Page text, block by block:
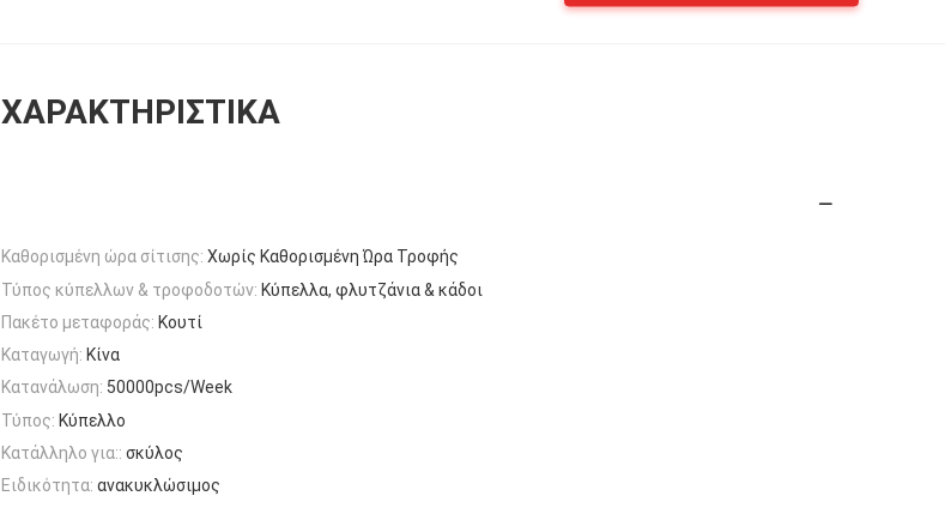
ΧΑΡΑΚΤΗΡΙΣΤΙΚΆ
Καθορισμένη ώρα σίτισης: Χωρίς Καθορισμένη Ώρα Τροφής
Τύπος κύπελλων & τροφοδοτών: Κύπελλα, φλυτζάνια & κάδοι
Πακέτο μεταφοράς: Κουτί
Καταγωγή: Κίνα
Κατανάλωση: 50000pcs/Week
Τύπος: Κύπελλο
Κατάλληλο για:: σκύλος
Ειδικότητα: ανακυκλώσιμος